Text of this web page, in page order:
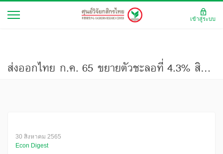
ส่งออกไทย ก.ค. 65 ขยายตัวชะลอที่ 4.3% สินค้าส่งออกที่จะขยายตัวดี ในช่วงครึ่งหลังของปีคือ...?
30 สิงหาคม 2565
Econ Digest
เข้าสู่ระบบ